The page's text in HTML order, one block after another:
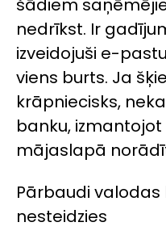
šādiem
nedrīkst. Ir
izveidojuši e-
viens burts. Ja
krāpniecisks,
banku,
mājaslapā
Pārbaudi valodas
nesteidzies